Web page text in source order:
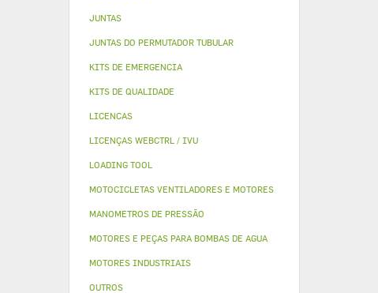
JUNTAS
JUNTAS DO PERMUTADOR TUBULAR
KITS DE EMERGENCIA
KITS DE QUALIDADE
LICENCAS
LICENÇAS WEBCTRL / IVU
LOADING TOOL
MOTOCICLETAS VENTILADORES E MOTORES
MANOMETROS DE PRESSÃO
MOTORES E PEÇAS PARA BOMBAS DE AGUA
MOTORES INDUSTRIAIS
OUTROS